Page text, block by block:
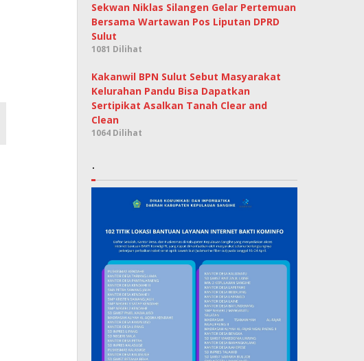
Sekwan Niklas Silangen Gelar Pertemuan
Bersama Wartawan Pos Liputan DPRD
Sulut
1081 Dilihat
Kakanwil BPN Sulut Sebut Masyarakat
Kelurahan Pandu Bisa Dapatkan
Sertipikat Asalkan Tanah Clear and
Clean
1064 Dilihat
.